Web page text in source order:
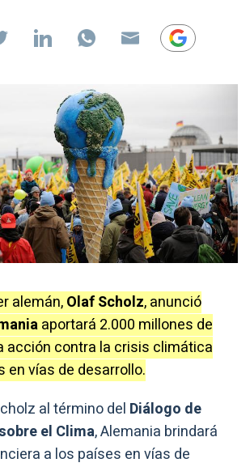
alemán,Olaf Scholz, anunció
aportará 2.000 millones de
acción contra la crisis climática
en vías de desarrollo.
al término del Diálogo de
el Clima, Alemania brindará
a los países en vías de